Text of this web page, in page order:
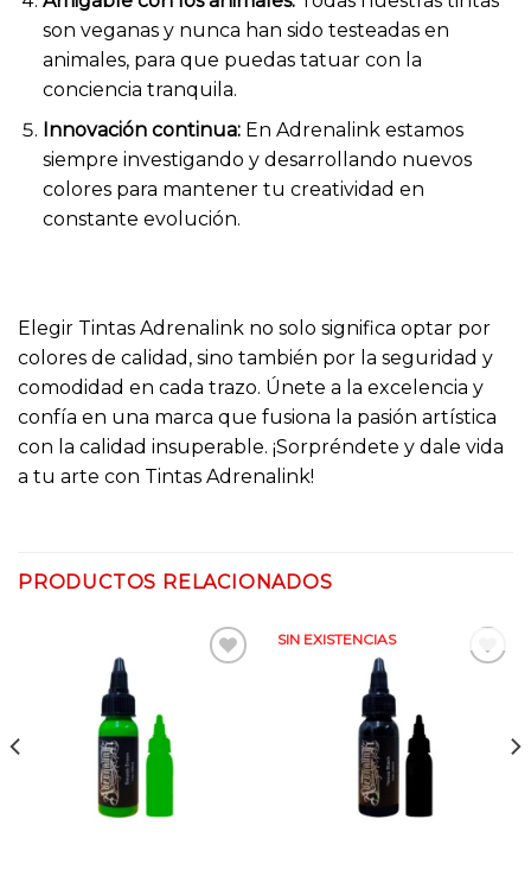
son veganas y nunca han sido testeadas en
animales, para que puedas tatuar con la
conciencia tranquila.
Innovación continua:En Adrenalink estamos
siempre investigando y desarrollando nuevos
colores para mantener tu creatividad en
constante evolución.
Elegir Tintas Adrenalink no solo significa optar por
colores de calidad, sino también por la seguridad y
comodidad en cada trazo. Únete a la excelencia y
confía en una marca que fusiona la pasión artística
con la calidad insuperable. ¡Sorpréndete y dale vida
a tu arte con Tintas Adrenalink!
PRODUCTOS RELACIONADOS
SIN EXISTENCIAS